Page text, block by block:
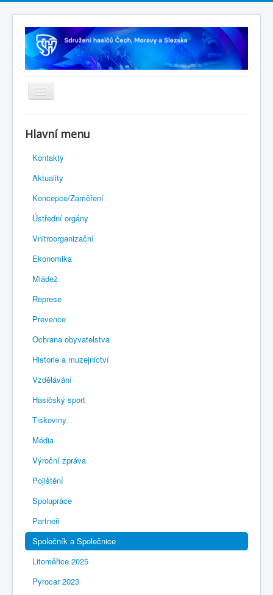
Rejstřík sportu
Novelizace Stanov SH ČMS
Plán činnosti 2026
Kalendář akcí
Výhody pro členy
Portál REDENOX
Hlavní menu
Kontakty
Aktuality
Koncepce/Zaměření
Ústřední orgány
Vnitroorganizační
Ekonomika
Mládež
Represe
Prevence
Ochrana obyvatelstva
Historie a muzejnictví
Vzdělávání
Hasičský sport
Tiskoviny
Média
Výroční zpráva
Pojištění
Spolupráce
Partneři
Společník a Společnice
Litoměřice 2025
Pyrocar 2023